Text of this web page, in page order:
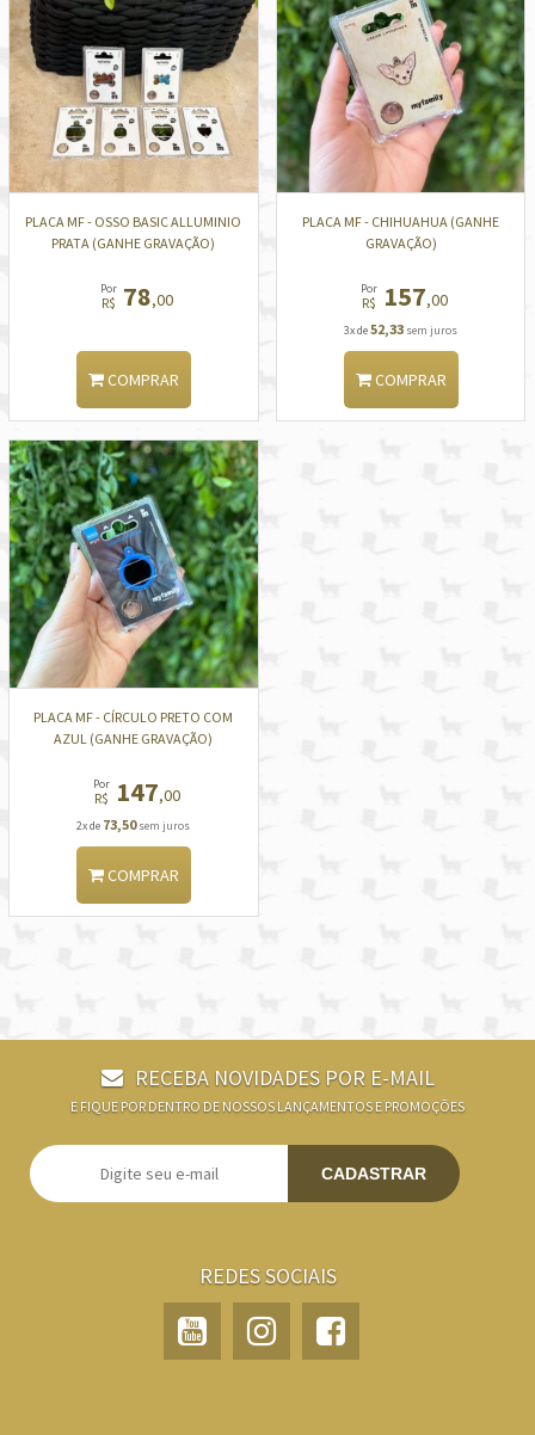
PLACA MF - OSSO BASIC ALLUMINIO
PRATA (GANHE GRAVAÇÃO)
Por
R$ 78,00
COMPRAR
PLACA MF - CHIHUAHUA (GANHE
GRAVAÇÃO)
Por
R$ 157,00
3x de52,33 sem juros
COMPRAR
PLACA MF - CÍRCULO PRETO COM
AZUL (GANHE GRAVAÇÃO)
Por
R$ 147,00
2x de 73,50sem juros
COMPRAR
RECEBA NOVIDADES POR E-MAIL
E FIQUE POR DENTRO DE NOSSOS LANÇAMENTOS E PROMOÇÕES
CADASTRAR
REDES SOCIAIS